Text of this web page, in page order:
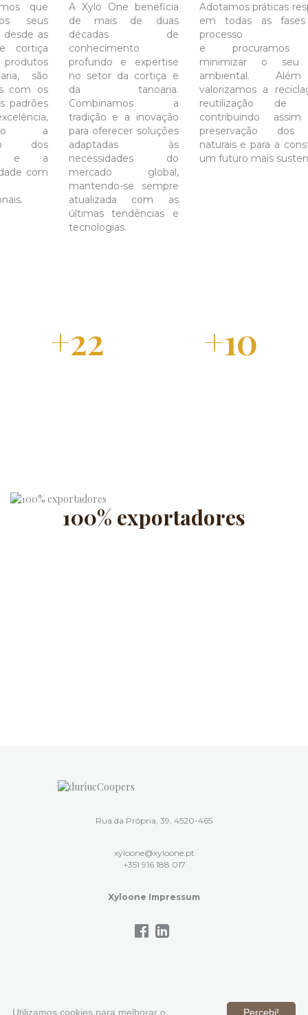
que
seus
desde as
cortiça
são
com os
padrões
a
dos
e a
com
A Xylo One beneficia
de mais de duas
décadas de
conhecimento
profundo e expertise
no setor da cortiça e
da tanoaria.
Combinamos a
tradição e a inovação
para oferecer soluções
adaptadas às
necessidades do
mercado global,
mantendo-se sempre
atualizada com as
últimas tendências e
tecnologias.
Adotamos práticas
em todas as
processo
e procuramos
minimizar o seu
ambiental.
valorizamos a
reutilização de
contribuindo
preservação dos
naturais e para a
um futuro mais
22 10
100% exportadores
Rua da Própria, 39, 4520-465
xyloone@xyloone.pt
+351 916 188 017
Xyloone Impressum
Percebi!
Utilizamos cookies para melhorar o